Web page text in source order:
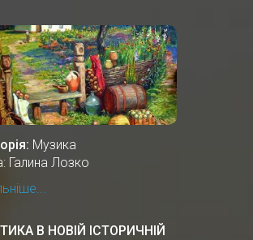
Музика
Галина Лозко
В НОВІЙ ІСТОРИЧНІЙ